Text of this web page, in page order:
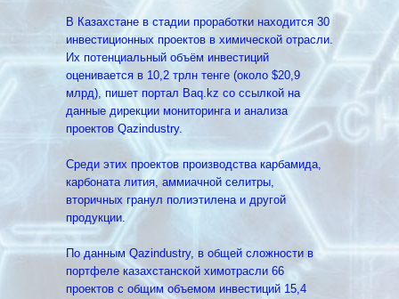
В Казахстане в стадии проработки находится 30
инвестиционных проектов в химической отрасли.
Их потенциальный объём инвестиций
оценивается в 10,2 трлн тенге (около $20,9
млрд), пишет портал Baq.kz со ссылкой на
данные дирекции мониторинга и анализа
проектов Qazindustry.
Среди этих проектов производства карбамида,
карбоната лития, аммиачной селитры,
вторичных гранул полиэтилена и другой
продукции.
По данным Qazindustry, в общей сложности в
портфеле казахстанской химотрасли 66
проектов с общим объемом инвестиций 15,4